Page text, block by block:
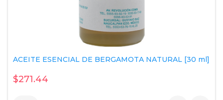
ACEITE ESENCIAL DE BERGAMOTA NATURAL [30 ml]
$271.44